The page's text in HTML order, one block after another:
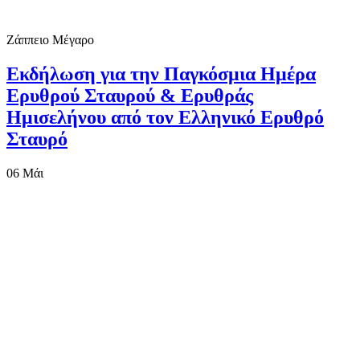
Ζάππειο Μέγαρο
Εκδήλωση για την Παγκόσμια Ημέρα
Ερυθρού Σταυρού & Ερυθράς
Ημισελήνου από τον Ελληνικό Ερυθρό
Σταυρό
06 Μάι